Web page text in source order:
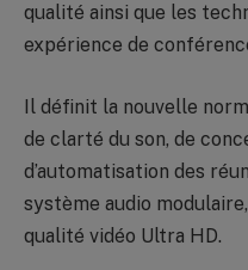
qualité ainsi que les
expérience de
Il définit la nouvelle
de clarté du son, de
d’automatisation des
système audio
qualité vidéo Ultra HD.